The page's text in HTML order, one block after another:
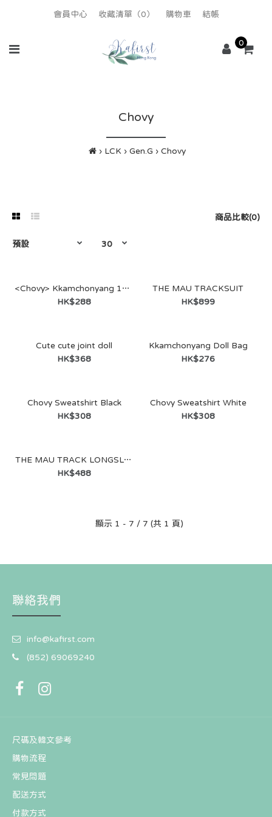
會員中心 收藏清單（0） 購物車 結帳
0
Chovy
LCK Gen.G Chovy
商品比較(0)
<Chovy> Kkamchonyang 10cm
<Chovy> Kkamchonyang 10cm
HK$288
THE MAU TRACKSUIT
HK$899
Cute cute joint doll
HK$368
Kkamchonyang Doll Bag
HK$276
Chovy Sweatshirt Black
HK$308
Chovy Sweatshirt White
HK$308
THE MAU TRACK LONGSLEEVE（連Chovy 簽名小卡）
HK$488
顯示 1 - 7 / 7 (共 1 頁)
聯絡我們
info@kafirst.com
(852) 69069240
尺碼及韓文參考
購物流程
常見問題
配送方式
付款方式